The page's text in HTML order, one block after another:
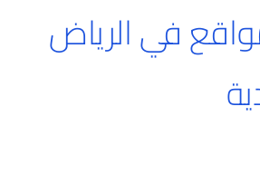
في الرياض